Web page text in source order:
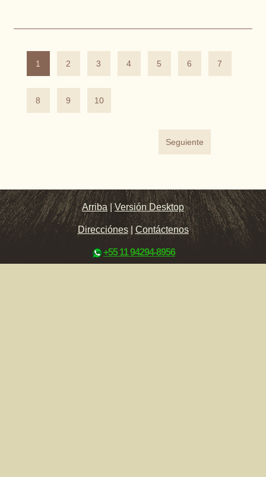
1 2 3 4 5 6 7
8 9 10
Seguiente
Arriba |Versión Desktop
Direcciónes| Contáctenos
+55 11 94294-8956